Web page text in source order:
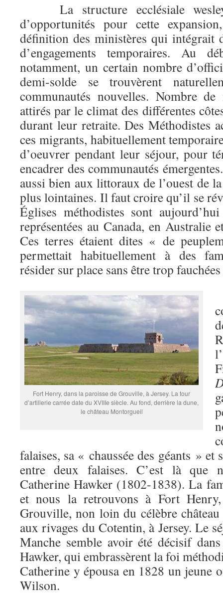
La structure ecclésiale
d’opportunités pour cette
définition des ministères qui intégrait
d’engagements temporaires. Au
notamment, un certain nombre
demi-solde se trouvèrent
communautés nouvelles. Nombre de
attirés par le climat des différentes
durant leur retraite. Des Méthodistes
ces migrants, habituellement
d’oeuvrer pendant leur séjour, pour
encadrer des communautés
aussi bien aux littoraux de l’ouest de
plus lointaines. Il faut croire qu’il se
Églises méthodistes sont
représentées au Canada, en Australie
Ces terres étaient dites « de
permettait habituellement à des
résider sur place sans être trop
Fort Henry, dans la paroisse de Grouville, à Jersey. La tour
d’artillerie carrée date du XVIIIe siècle. Au fond, derrière la dune,
le château Montorgueil
falaises, sa « chaussée des géants » et
entre deux falaises. C’est là que
Catherine Hawker (1802-1838). La
et nous la retrouvons à Fort
Grouville, non loin du célèbre
aux rivages du Cotentin, à Jersey. Le
Manche semble avoir été décisif
Hawker, qui embrassèrent la foi
Catherine y épousa en 1828 un jeune
Wilson.